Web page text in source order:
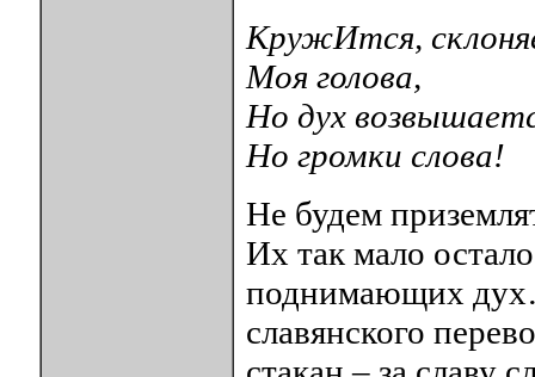
КружИтся,
Моя голова,
Но дух
Но громки слова!
Не будем
Их так мало
поднимающих
славянского